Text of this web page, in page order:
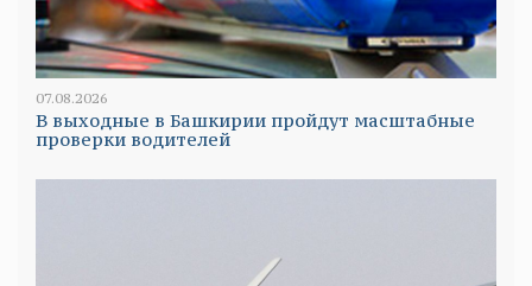
07.08.2026
В выходные в Башкирии пройдут масштабные
проверки водителей